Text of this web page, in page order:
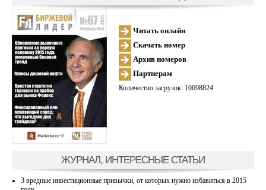
Читать онлайн
Скачать номер
Архив номеров
Партнерам
Количество загрузок: 10698824
ЖУРНАЛ, ИНТЕРЕСНЫЕ СТАТЬИ
3 вредные инвестиционные привычки, от которых нужно избавиться в 2015